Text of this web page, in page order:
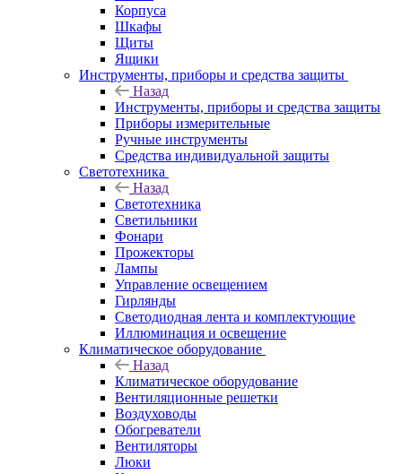
Корпуса
Шкафы
Щиты
Ящики
Инструменты, приборы и средства защиты
Назад
Инструменты, приборы и средства защиты
Приборы измерительные
Ручные инструменты
Средства индивидуальной защиты
Светотехника
Назад
Светотехника
Светильники
Фонари
Прожекторы
Лампы
Управление освещением
Гирлянды
Светодиодная лента и комплектующие
Иллюминация и освещение
Климатическое оборудование
Назад
Климатическое оборудование
Вентиляционные решетки
Воздуховоды
Обогреватели
Вентиляторы
Люки